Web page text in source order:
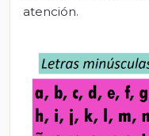
atención.